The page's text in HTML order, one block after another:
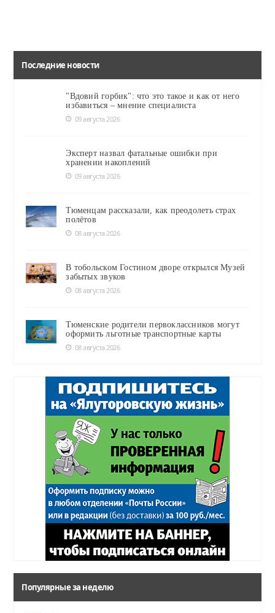
Последние новости
"Вдовий горбик": что это такое и как от него
избавиться – мнение специалиста
09 августа 2026
Эксперт назвал фатальные ошибки при
хранении накоплений
09 августа 2026
Тюменцам рассказали, как преодолеть страх
полётов
08 августа 2026
В тобольском Гостином дворе открылся Музей
забытых звуков
08 августа 2026
Тюменские родители первоклассников могут
оформить льготные транспортные карты
08 августа 2026
Популярные за неделю